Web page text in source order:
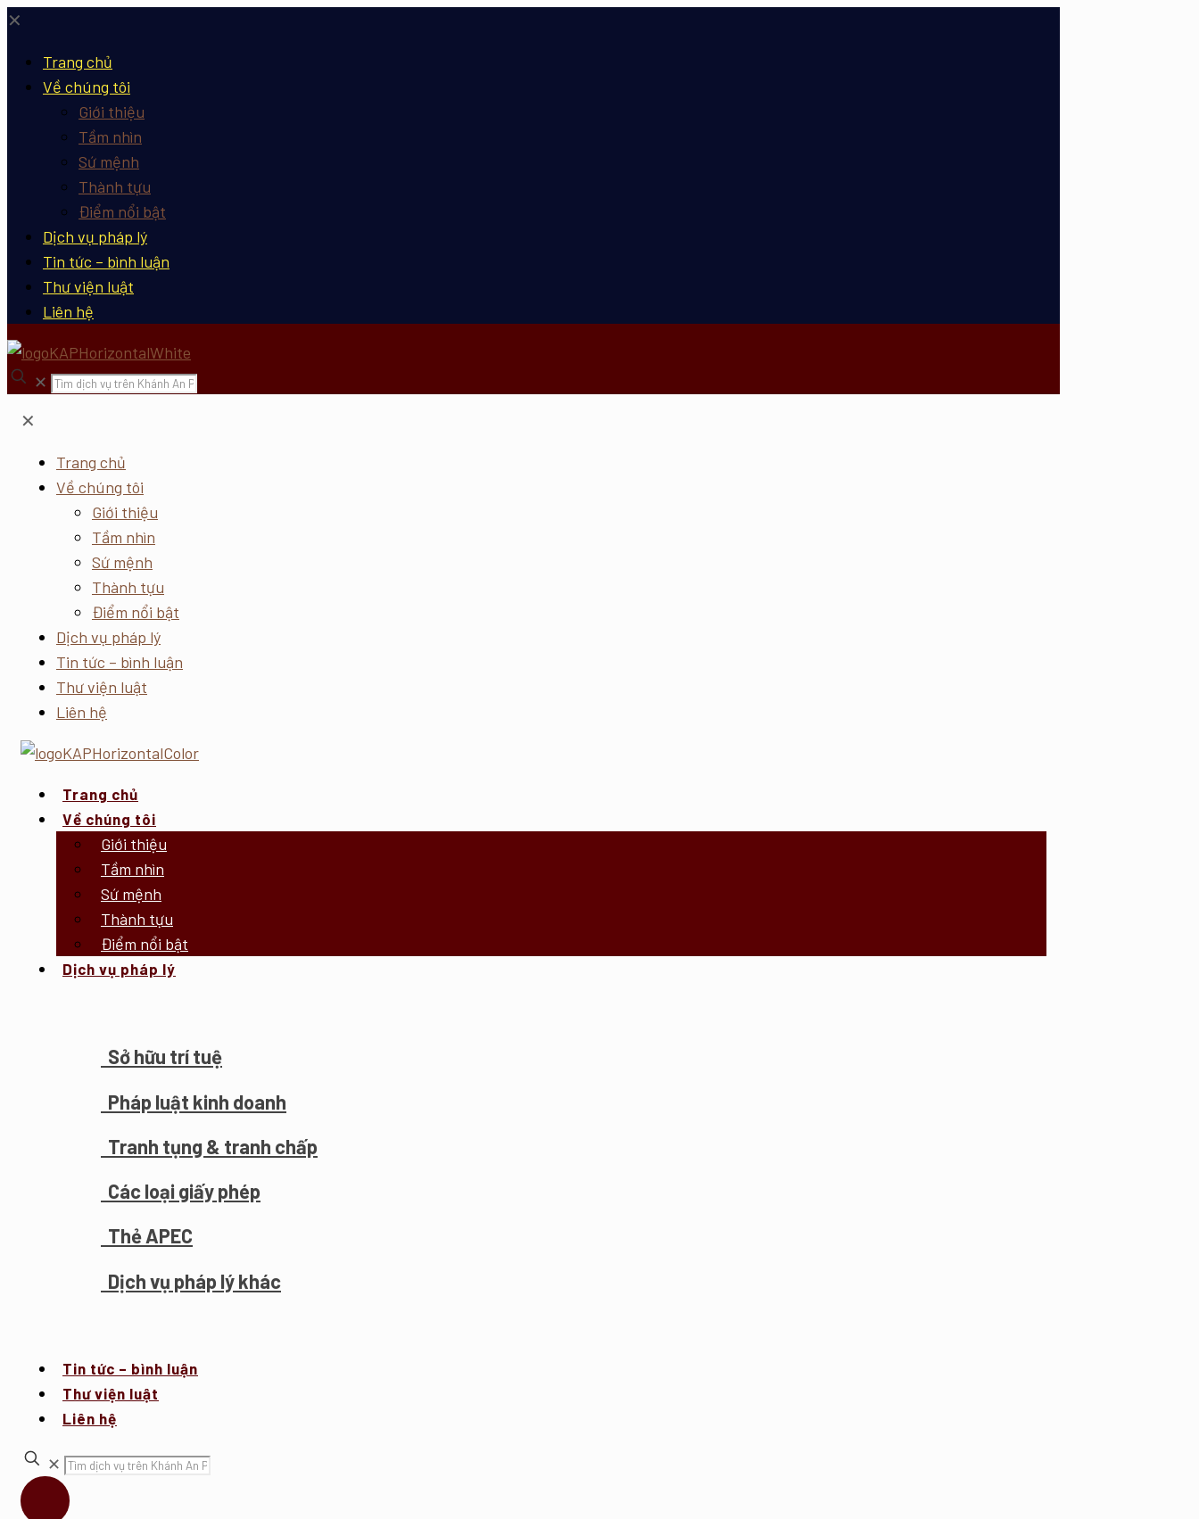
✕
Trang chủ
Về chúng tôi
Giới thiệu
Tầm nhìn
Sứ mệnh
Thành tựu
Điểm nổi bật
Dịch vụ pháp lý
Tin tức – bình luận
Thư viện luật
Liên hệ
✕
✕
Trang chủ
Về chúng tôi
Giới thiệu
Tầm nhìn
Sứ mệnh
Thành tựu
Điểm nổi bật
Dịch vụ pháp lý
Tin tức – bình luận
Thư viện luật
Liên hệ
Trang chủ
Về chúng tôi
Giới thiệu
Tầm nhìn
Sứ mệnh
Thành tựu
Điểm nổi bật
Dịch vụ pháp lý
Sở hữu trí tuệ
Pháp luật kinh doanh
Tranh tụng & tranh chấp
Các loại giấy phép
Thẻ APEC
Dịch vụ pháp lý khác
Tin tức – bình luận
Thư viện luật
Liên hệ
✕